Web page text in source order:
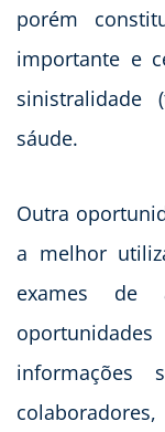
porém
importante e
sáude.
Outra
a melhor
exames de